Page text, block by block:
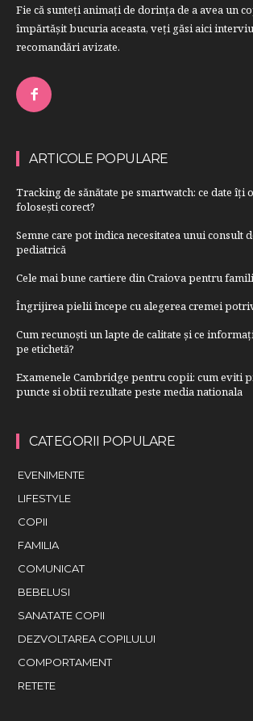
Fie că sunteţi animaţi de dorinţa de a avea un
împărtăşit bucuria aceasta, veți găsi aici
recomandări avizate.
ARTICOLE POPULARE
Tracking de sănătate pe smartwatch: ce date îți
folosești corect?
Semne care pot indica necesitatea unui consult
pediatrică
Cele mai bune cartiere din Craiova pentru
Îngrijirea pielii începe cu alegerea cremei
Cum recunoști un lapte de calitate și ce
pe etichetă?
Examenele Cambridge pentru copii: cum eviti
puncte si obtii rezultate peste media nationala
CATEGORII POPULARE
EVENIMENTE
LIFESTYLE
COPII
FAMILIA
COMUNICAT
BEBELUSI
SANATATE COPII
DEZVOLTAREA COPILULUI
COMPORTAMENT
RETETE